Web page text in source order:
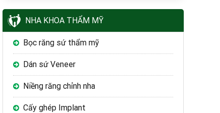
NHA KHOA THẨM MỸ
Bọc răng sứ thẩm mỹ
Dán sứ Veneer
Niềng răng chỉnh nha
Cấy ghép Implant